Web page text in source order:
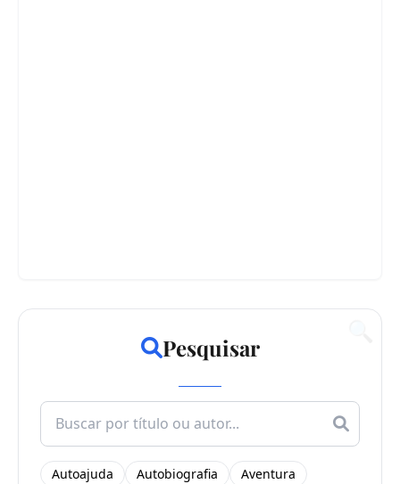
Pesquisar
Search
for:
Autoajuda Autobiografia
Aventura